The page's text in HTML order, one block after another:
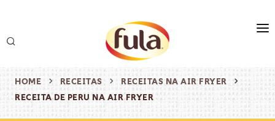
produtos
receitas
HOME RECEITAS
RECEITAS NA AIR FRYER
RECEITA DE PERU NA AIR FRYER